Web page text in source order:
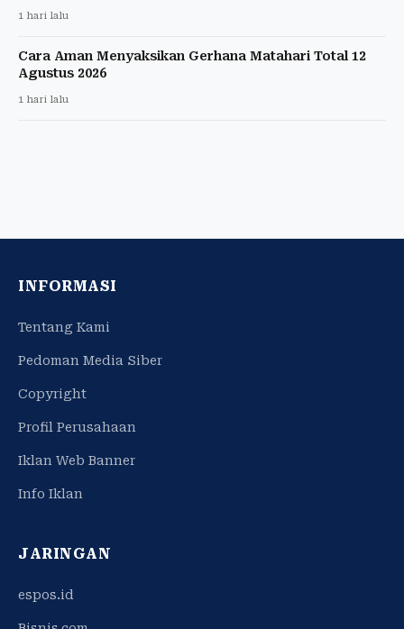
1 hari lalu
Cara Aman Menyaksikan Gerhana Matahari Total 12
Agustus 2026
1 hari lalu
INFORMASI
Tentang Kami
Pedoman Media Siber
Copyright
Profil Perusahaan
Iklan Web Banner
Info Iklan
JARINGAN
espos.id